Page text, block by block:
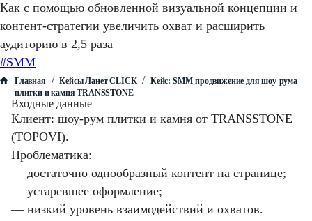
Как с помощью обновленной визуальной концепции и
контент-стратегии увеличить охват и расширить
аудиторию в 2,5 раза
#SMM
Главная / Кейсы Ланет CLICK / Кейс: SMM-продвижение для шоу-рума
плитки и камня TRANSSTONE
Входные данные
Клиент: шоу-рум плитки и камня от TRANSSTONE
(TOPOVI).
Проблематика:
— достаточно однообразный контент на странице;
— устаревшее оформление;
— низкий уровень взаимодействий и охватов.